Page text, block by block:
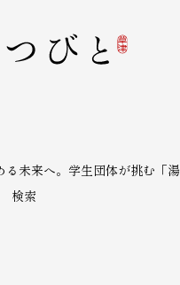
る未来へ。学生団体が挑む「